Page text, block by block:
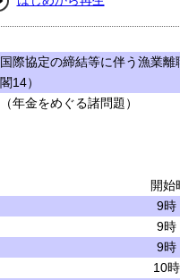
際協定の締結等に伴う漁業
14）
年金をめぐる諸問題）
開始
9時
9時
9時
10時